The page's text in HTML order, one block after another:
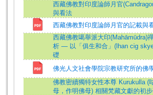
西藏佛教對印度論師月官
與看法
西藏佛教對印度論師月官的記載與
西藏佛教噶舉派大印(Mahāmūdra)
析 — 以「俱生和合」(lhan cig
礎
佛光人文社會學院宗教研究所的佛
佛教密續獨特女性本尊 Kurukulla (
母，作明佛母) 相關梵藏文獻的初